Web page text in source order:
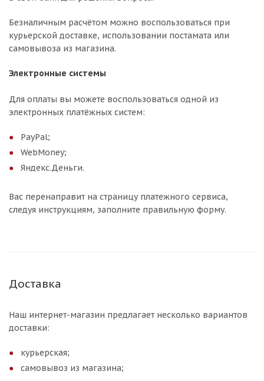
Безналичным расчётом можно воспользоваться при
курьерской доставке, использовании постамата или
самовывоза из магазина.
Электронные системы
Для оплаты вы можете воспользоваться одной из
электронных платёжных систем:
PayPal;
WebMoney;
Яндекс.Деньги.
Вас перенаправит на страницу платежного сервиса,
следуя инструкциям, заполните правильную форму.
Доставка
Наш интернет-магазин предлагает несколько вариантов
доставки:
курьерская;
самовывоз из магазина;